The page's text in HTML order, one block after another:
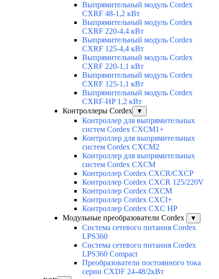
Выпрямительный модуль Cordex
CXRF 48-1,2 кВт
Выпрямительный модуль Cordex
CXRF 220-4,4 кВт
Выпрямительный модуль Cordex
CXRF 125-4,4 кВт
Выпрямительный модуль Cordex
CXRF 220-1,1 кВт
Выпрямительный модуль Cordex
CXRF 125-1,1 кВт
Выпрямительный модуль Cordex
CXRF-HP 1,2 кВт
Контроллеры Cordex
▼
Контроллер для выпрямительных
систем Cordex CXCM1+
Контроллер для выпрямительных
систем Cordex CXCM2
Контроллер для выпрямительных
систем Cordex CXCM
Контроллер Cordex CXCR/CXCP
Контроллер Cordex CXCR 125/220V
Контроллер Cordex CXCM
Контроллер Cordex CXCI+
Контроллер Cordex CXC HP
Модульные преобразователи Cordex
▼
Система сетевого питания Cordex
LPS360
Система сетевого питания Cordex
LPS360 Compact
Преобразователи постоянного тока
серии CXDF 24-48/2кВт